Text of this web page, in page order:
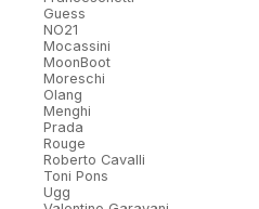
Guess
NO21
Mocassini
MoonBoot
Moreschi
Olang
Menghi
Prada
Rouge
Roberto Cavalli
Toni Pons
Ugg